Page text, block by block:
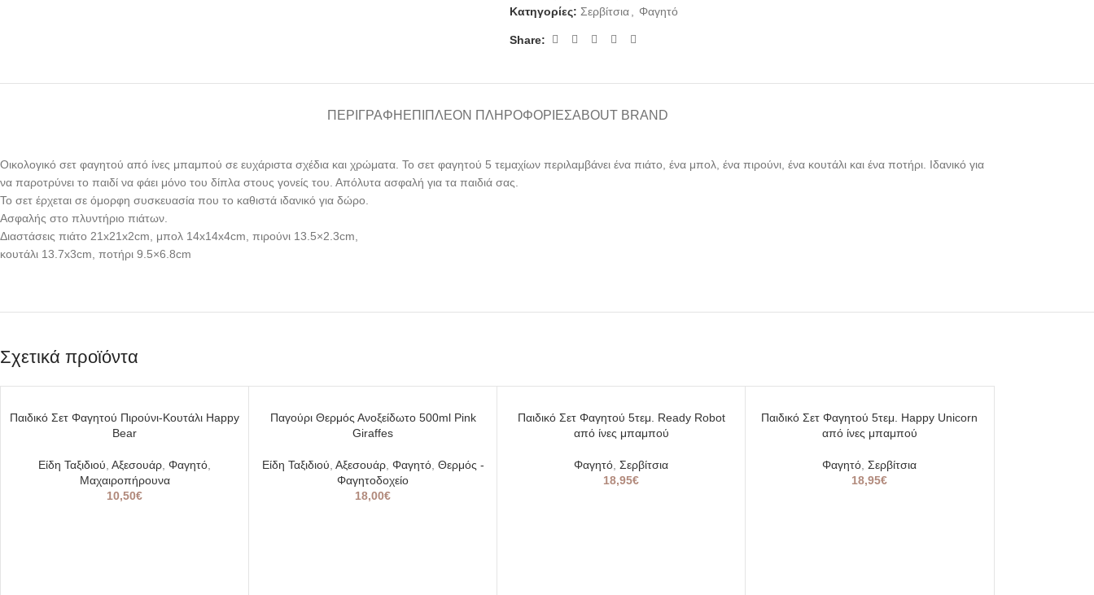
Κατηγορίες: Σερβίτσια, Φαγητό
Share:
ΠΕΡΙΓΡΑΦΉ ΕΠΙΠΛΈΟΝ ΠΛΗΡΟΦΟΡΊΕΣABOUT BRAND
Οικολογικό σετ φαγητού από ίνες μπαμπού σε ευχάριστα σχέδια και χρώματα. Το σετ φαγητού 5 τεμαχίων περιλαμβάνει ένα πιάτο, ένα μπολ, ένα πιρούνι, ένα κουτάλι και ένα ποτήρι. Ιδανικό για
να παροτρύνει το παιδί να φάει μόνο του δίπλα στους γονείς του. Απόλυτα ασφαλή για τα παιδιά σας.
Το σετ έρχεται σε όμορφη συσκευασία που το καθιστά ιδανικό για δώρο.
Ασφαλής στο πλυντήριο πιάτων.
Διαστάσεις πιάτο 21x21x2cm, μπολ 14x14x4cm, πιρούνι 13.5×2.3cm,
κουτάλι 13.7x3cm, ποτήρι 9.5×6.8cm
Σχετικά προϊόντα
Παιδικό Σετ Φαγητού Πιρούνι-Κουτάλι Happy
Bear
Είδη Ταξιδιού, Αξεσουάρ, Φαγητό,
Μαχαιροπήρουνα
10,50€
SOLD
OUT
Παγούρι Θερμός Ανοξείδωτο 500ml Pink
Giraffes
Είδη Ταξιδιού, Αξεσουάρ, Φαγητό, Θερμός -
Φαγητοδοχείο
18,00€
SOLD
Παιδικό Σετ Φαγητού 5τεμ. Ready Robot
από ίνες μπαμπού
Φαγητό, Σερβίτσια
18,95€
SOLD
Παιδικό Σετ Φαγητού 5τεμ. Happy Unicorn
από ίνες μπαμπού
Φαγητό, Σερβίτσια
18,95€